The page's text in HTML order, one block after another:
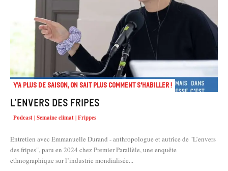
Y'a plus de saison, on sait plus comment s'habiller !
L’envers des fripes
Podcast | Semaine climat | Frippes
Entretien avec Emmanuelle Durand - anthropologue et autrice de "L’envers
des fripes", paru en 2024 chez Premier Parallèle, une enquête
ethnographique sur l’industrie mondialisée...